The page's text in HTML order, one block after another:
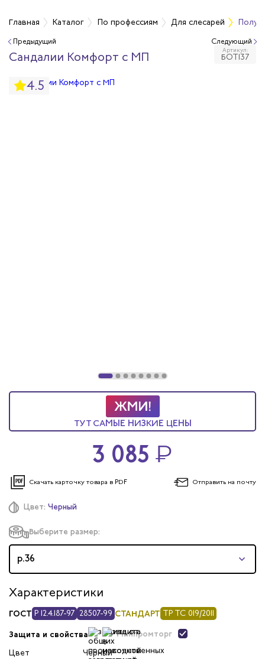
Главная Каталог По профессиям Для слесарей
Предыдущий
Сандалии Комфорт с МП Артикул:
БОТ137
4.5
Цвет: Черный
Выберите размер:
р.36
Характеристики
ГОСТ Р 12.4.187-97 28507-99 СТАНДАРТ ТР ТС 019/2011
Защита и свойства Минпромторг
Цвет
Черный
ТУТ САМЫЕ НИЗКИЕ ЦЕНЫ
3 085 ₽
Скачать карточку товара в PDF Отправить на почту
Следующий